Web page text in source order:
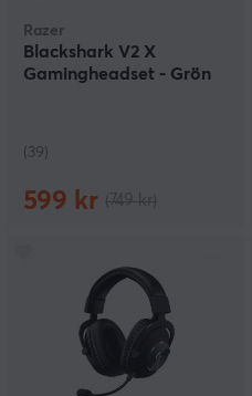
Razer
Blackshark V2 X
Gamingheadset - Grön
(39)
599 kr